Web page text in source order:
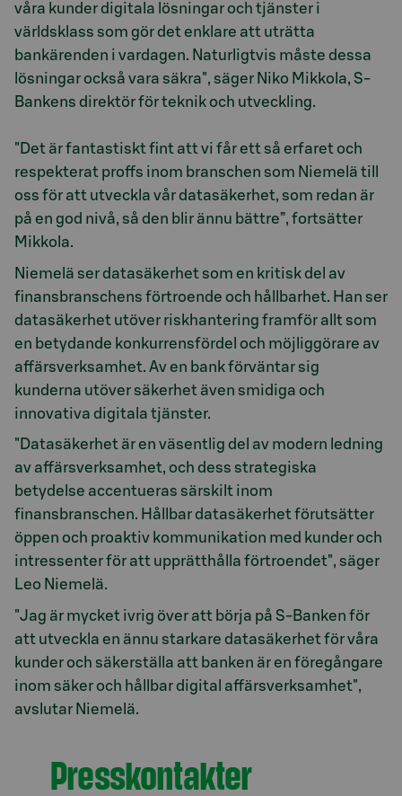
våra kunder digitala lösningar och tjänster i
världsklass som gör det enklare att uträtta
bankärenden i vardagen. Naturligtvis måste dessa
lösningar också vara säkra", säger Niko Mikkola, S-
Bankens direktör för teknik och utveckling.
"Det är fantastiskt fint att vi får ett så erfaret och
respekterat proffs inom branschen som Niemelä till
oss för att utveckla vår datasäkerhet, som redan är
på en god nivå, så den blir ännu bättre”, fortsätter
Mikkola.
Niemelä ser datasäkerhet som en kritisk del av
finansbranschens förtroende och hållbarhet. Han ser
datasäkerhet utöver riskhantering framför allt som
en betydande konkurrensfördel och möjliggörare av
affärsverksamhet. Av en bank förväntar sig
kunderna utöver säkerhet även smidiga och
innovativa digitala tjänster.
"Datasäkerhet är en väsentlig del av modern ledning
av affärsverksamhet, och dess strategiska
betydelse accentueras särskilt inom
finansbranschen. Hållbar datasäkerhet förutsätter
öppen och proaktiv kommunikation med kunder och
intressenter för att upprätthålla förtroendet", säger
Leo Niemelä.
"Jag är mycket ivrig över att börja på S-Banken för
att utveckla en ännu starkare datasäkerhet för våra
kunder och säkerställa att banken är en föregångare
inom säker och hållbar digital affärsverksamhet",
avslutar Niemelä.
Presskontakter